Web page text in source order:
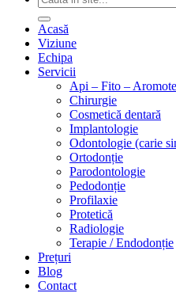
Acasă
Viziune
Echipa
Servicii
Api – Fito –
Chirurgie
Cosmetică dentară
Implantologie
Odontologie (carie
Ortodonție
Parodontologie
Pedodonție
Profilaxie
Protetică
Radiologie
Terapie / Endodonție
Prețuri
Blog
Contact